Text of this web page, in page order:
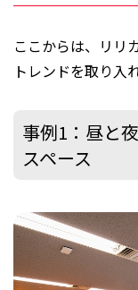
ここからは、リリ
トレンドを取り入
事例1：昼と
スペース